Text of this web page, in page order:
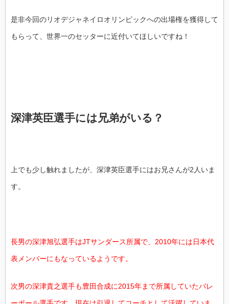
是非今回のリオデジャネイロオリンピックへの出場権を獲得して
もらって、世界一のセッターに近付いてほしいですね！
深津英臣選手には兄弟がいる？
上でも少し触れましたが、深津英臣選手にはお兄さんが2人いま
す。
長男の深津旭弘選手はJTサンダース所属で、2010年には日本代
表メンバーにもなっているようです。
次男の深津貴之選手も豊田合成に2015年まで所属していたバレ